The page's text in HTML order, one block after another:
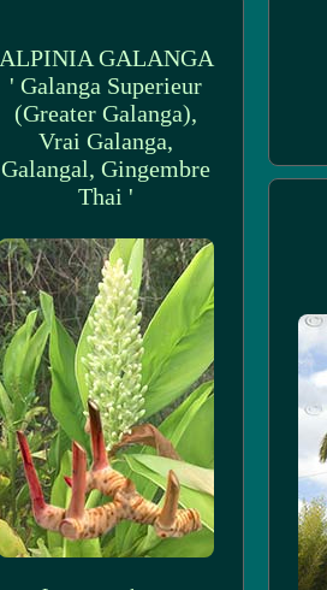
ALPINIA GALANGA
' Galanga Superieur
(Greater Galanga),
Vrai Galanga,
Galangal, Gingembre
Thai '